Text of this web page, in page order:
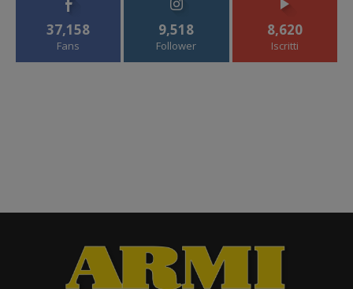
37,158
Fans
9,518
Follower
8,620
Iscritti